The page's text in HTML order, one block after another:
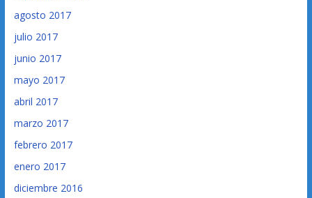
agosto 2017
julio 2017
junio 2017
mayo 2017
abril 2017
marzo 2017
febrero 2017
enero 2017
diciembre 2016